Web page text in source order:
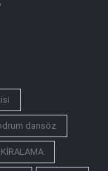
dansöz